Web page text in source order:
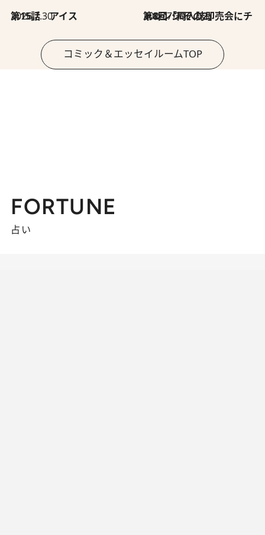
2026.7.30
第15話 アイス 2026.7.30
第8回「同人誌即売会にチャレンジ その2」
コミック＆エッセイルームTOP
FORTUNE
占い